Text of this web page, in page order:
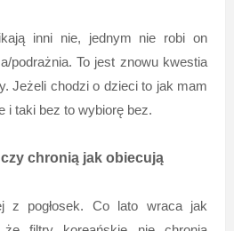
inni nie, jednym nie robi on
podrażnia. To jest znowu kwestia
Jeżeli chodzi o dzieci to jak mam
i taki bez to wybiorę bez.
chronią jak obiecują
z pogłosek. Co lato wraca jak